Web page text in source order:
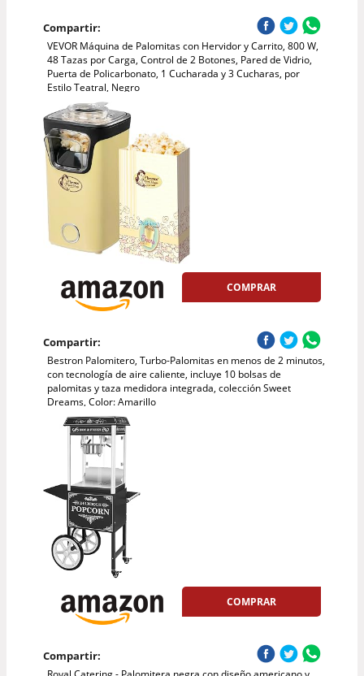
Compartir:
VEVOR Máquina de Palomitas con Hervidor y Carrito, 800 W,
48 Tazas por Carga, Control de 2 Botones, Pared de Vidrio,
Puerta de Policarbonato, 1 Cucharada y 3 Cucharas, por
Estilo Teatral, Negro
COMPRAR
Compartir:
Bestron Palomitero, Turbo-Palomitas en menos de 2 minutos,
con tecnología de aire caliente, incluye 10 bolsas de
palomitas y taza medidora integrada, colección Sweet
Dreams, Color: Amarillo
COMPRAR
Compartir: